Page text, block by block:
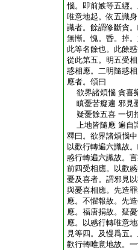
惱。即前嫉等五纒
唯意地起。依五識
識者。餘謂修斷貪
無慚。愧。昏。掉
此等名餘也。此餘
從此第五。明五受
惑相應。二明隨惑
應者。頌曰
欲界諸煩惱 貪喜
瞋憂苦癡遍 邪見
疑憂餘五喜 一切
上地皆隨應 遍自
釋曰。欲界諸煩惱
以歡行轉遍六識故
慼行轉遍六識故。
前四受相應。以歡
憂及喜者。謂邪見
與憂喜相應。先造
應。不懼報故。先
應。福唐捐故。疑
應。以慼行轉唯意
見等四。及慢爲五
歡行轉唯意地故。